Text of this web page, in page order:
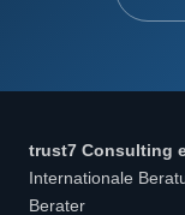
trust7 Consulting
Internationale
Berater